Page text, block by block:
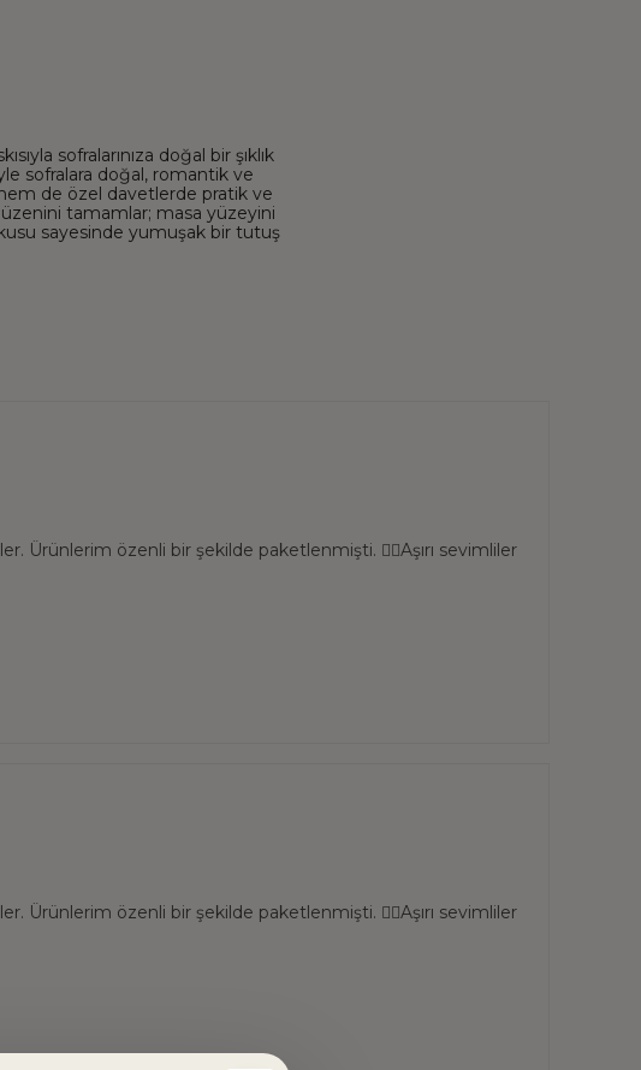
sofralarınıza doğal bir şıklık
sofralara doğal, romantik ve
de özel davetlerde pratik ve
tamamlar; masa yüzeyini
sayesinde yumuşak bir tutuş
Ürünlerim özenli bir şekilde paketlenmişti. 👌🏻Aşırı sevimliler
Ürünlerim özenli bir şekilde paketlenmişti. 👌🏻Aşırı sevimliler